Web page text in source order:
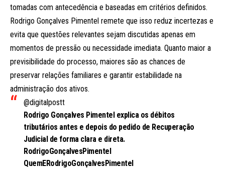
tomadas com antecedência e baseadas em critérios definidos.
Rodrigo Gonçalves Pimentel remete que isso reduz incertezas e
evita que questões relevantes sejam discutidas apenas em
momentos de pressão ou necessidade imediata. Quanto maior a
previsibilidade do processo, maiores são as chances de
preservar relações familiares e garantir estabilidade na
administração dos ativos.
@digitalpostt
Rodrigo Gonçalves Pimentel explica os débitos
tributários antes e depois do pedido de Recuperação
Judicial de forma clara e direta.
RodrigoGonçalvesPimentel
QuemERodrigoGonçalvesPimentel